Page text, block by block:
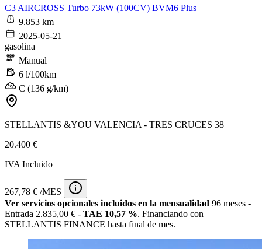
C3 AIRCROSS Turbo 73kW (100CV) BVM6 Plus
9.853 km
2025-05-21
gasolina
Manual
6 l/100km
C (136 g/km)
STELLANTIS &YOU VALENCIA - TRES CRUCES 38
20.400 €
IVA Incluido
267,78 € /MES
Ver servicios opcionales incluidos en la mensualidad 96 meses -
Entrada 2.835,00 € - TAE 10,57 %. Financiando con
STELLANTIS FINANCE hasta final de mes.